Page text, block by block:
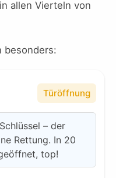
allen Vierteln von
besonders:
Türöffnung
– der
Rettung. In 20
top!